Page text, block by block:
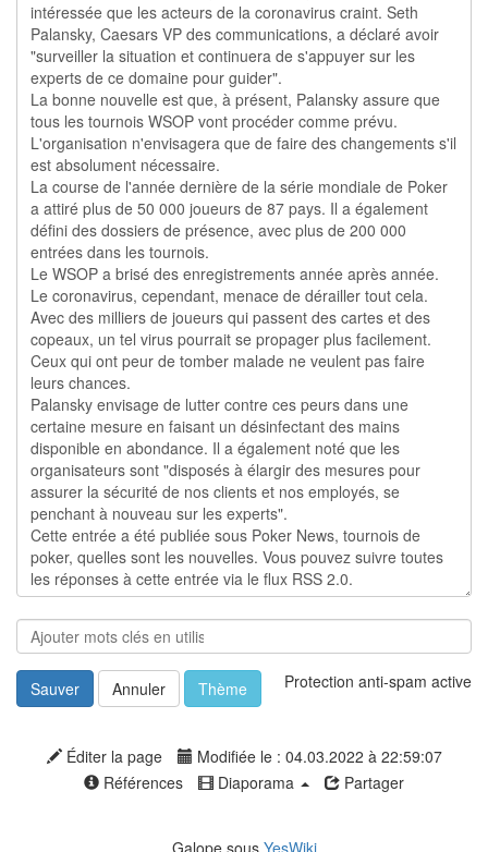
Sauver Annuler Thème Protection anti-spam active
Éditer la page
Modifiée le : 04.03.2022 à 22:59:07
Références
Diaporama Partager
Galope sous YesWiki